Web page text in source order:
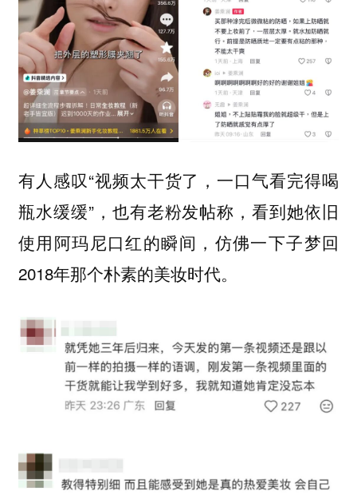
有人感叹“视频太干货了，一口气看完得喝
瓶水缓缓”，也有老粉发帖称，看到她依旧
使用阿玛尼口红的瞬间，仿佛一下子梦回
2018年那个朴素的美妆时代。